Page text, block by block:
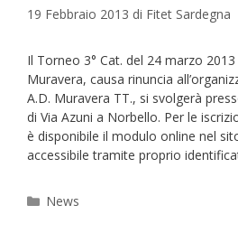
19 Febbraio 2013 di Fitet Sardegna
Il Torneo 3° Cat. del 24 marzo
Muravera, causa rinuncia
A.D. Muravera TT., si svolgerà
di Via Azuni a Norbello. Per le
è disponibile il modulo online nel
accessibile tramite proprio
Categorie
News